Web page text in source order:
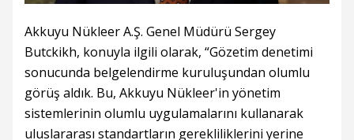
Akkuyu Nükleer A.Ş. Genel Müdürü Sergey
Butckikh, konuyla ilgili olarak, “Gözetim denetimi
sonucunda belgelendirme kuruluşundan olumlu
görüş aldık. Bu, Akkuyu Nükleer'in yönetim
sistemlerinin olumlu uygulamalarını kullanarak
uluslararası standartların gerekliliklerini yerine